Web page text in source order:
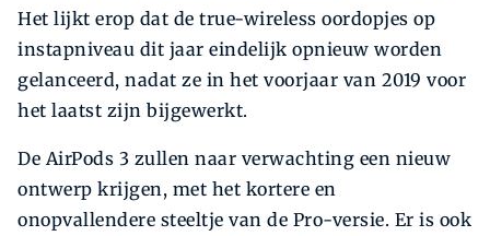
Het lijkt erop dat de true-wireless oordopjes op
instapniveau dit jaar eindelijk opnieuw worden
gelanceerd, nadat ze in het voorjaar van 2019 voor
het laatst zijn bijgewerkt.
De AirPods 3 zullen naar verwachting een nieuw
ontwerp krijgen, met het kortere en
onopvallendere steeltje van de Pro-versie. Er is ook